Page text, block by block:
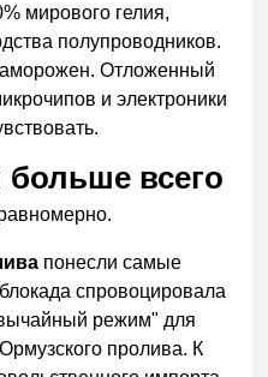
мирового гелия,
полупроводников.
Отложенный
и электроники
больше всего
понесли самые
спровоцировала
режим" для
пролива. К